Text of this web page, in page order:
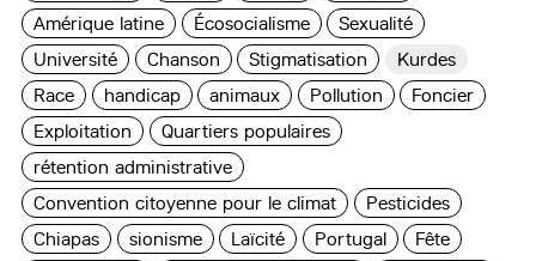
Amérique latine
Écosocialisme
Sexualité
Université
Chanson Stigmatisation
Kurdes
Race
handicap animaux Pollution
Foncier
Exploitation
Quartiers populaires
rétention administrative
Convention citoyenne pour le climat
Pesticides
Chiapas
sionisme Laïcité Portugal
Fête